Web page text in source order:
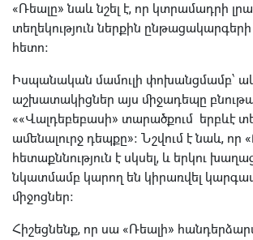
«Ռեալը» նաև նշել է, որ կտրամադրի
տեղեկություն ներքին
հետո։
Իսպանական մամուլի փոխանցմամբ՝
աշխատակիցներ այս միջադեպը
««Վալդեբեբասի» տարածքում երբևէ
ամենալուրջ դեպքը»։ Նշվում է նաև, որ
հետաքննություն է սկսել, և երկու
նկատմամբ կարող են կիրառվել
միջոցներ։
Հիշեցնենք, որ սա «Ռեալի»